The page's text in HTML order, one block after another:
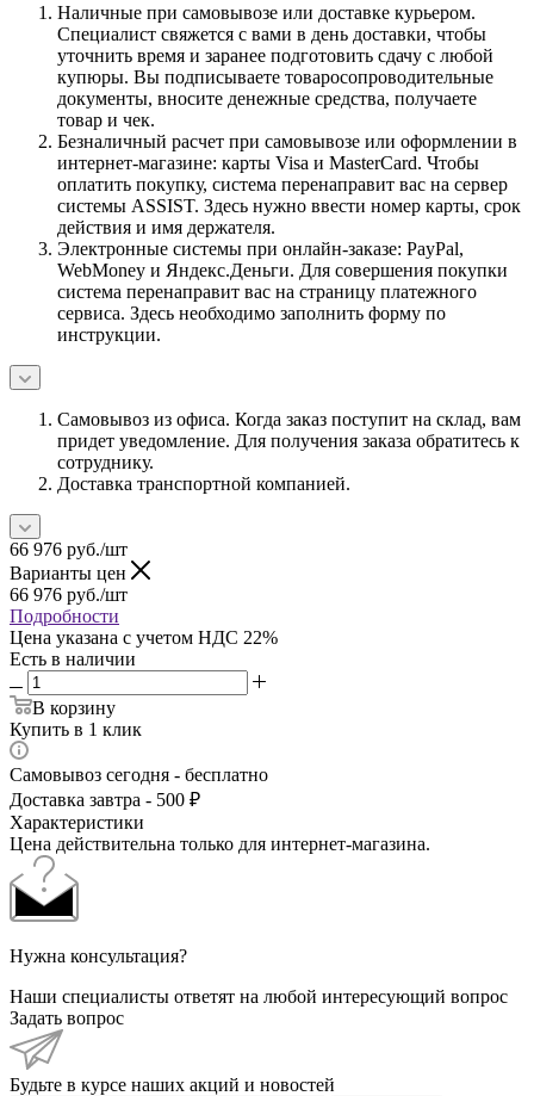
Наличные при самовывозе или доставке курьером.
Специалист свяжется с вами в день доставки, чтобы
уточнить время и заранее подготовить сдачу с любой
купюры. Вы подписываете товаросопроводительные
документы, вносите денежные средства, получаете
товар и чек.
Безналичный расчет при самовывозе или оформлении в
интернет-магазине: карты Visa и MasterCard. Чтобы
оплатить покупку, система перенаправит вас на сервер
системы ASSIST. Здесь нужно ввести номер карты, срок
действия и имя держателя.
Электронные системы при онлайн-заказе: PayPal,
WebMoney и Яндекс.Деньги. Для совершения покупки
система перенаправит вас на страницу платежного
сервиса. Здесь необходимо заполнить форму по
инструкции.
Самовывоз из офиса. Когда заказ поступит на склад, вам
придет уведомление. Для получения заказа обратитесь к
сотруднику.
Доставка транспортной компанией.
66 976 руб./шт
Варианты цен
66 976 руб./шт
Подробности
Цена указана с учетом НДС 22%
Есть в наличии
В корзину
Купить в 1 клик
Самовывоз сегодня - бесплатно
Доставка завтра - 500 ₽
Характеристики
Цена действительна только для интернет-магазина.
Нужна консультация?
Наши специалисты ответят на любой интересующий вопрос
Задать вопрос
Будьте в курсе наших акций и новостей